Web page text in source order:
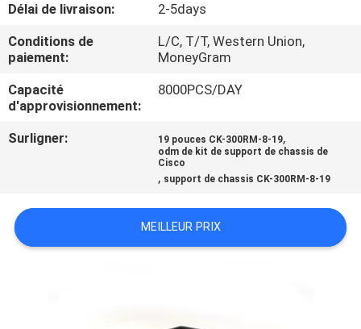
CONTRÔLE
DE
QUALITÉ
PLAN
DU
PRIVACY
POLICY
Délai de livraison:
2-5days
Conditions de
paiement:
L/C, T/T, Western Union,
MoneyGram
Capacité
d'approvisionnement:
8000PCS/DAY
Surligner: 19 pouces CK-300RM-8-19,
odm de kit de support de chassis de
Cisco
, support de chassis CK-300RM-8-19
MEILLEUR PRIX